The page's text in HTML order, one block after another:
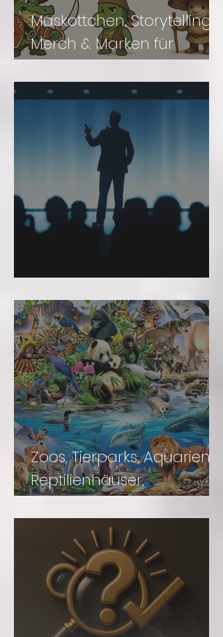
Maskottchen, Storytelling,
Merch & Marken für
Freizeit- Einrichtungen
Unsere Vorträge
Zoos, Tierparks, Aquarien,
Reptilienhäuser,
Naturkundemuseen,
Auffangstationen,
Schmetterlingsparks u.v.m.